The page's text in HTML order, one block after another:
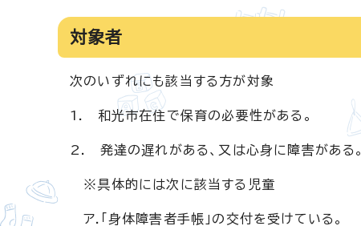
対象者
次のいずれにも該当する方が対象
1. 和光市在住で保育の必要性がある。
2. 発達の遅れがある、又は心身に障害がある。
※具体的には次に該当する児童
ア.「身体障害者手帳」の交付を受けている。